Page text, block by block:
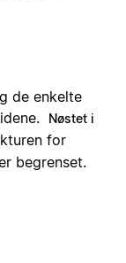
de enkelte
Nøstet i
for
begrenset.